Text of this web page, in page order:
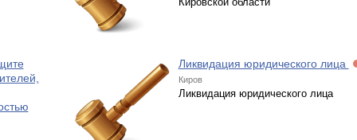
Ликвидация юридического лица
Киров
Ликвидация юридического лица